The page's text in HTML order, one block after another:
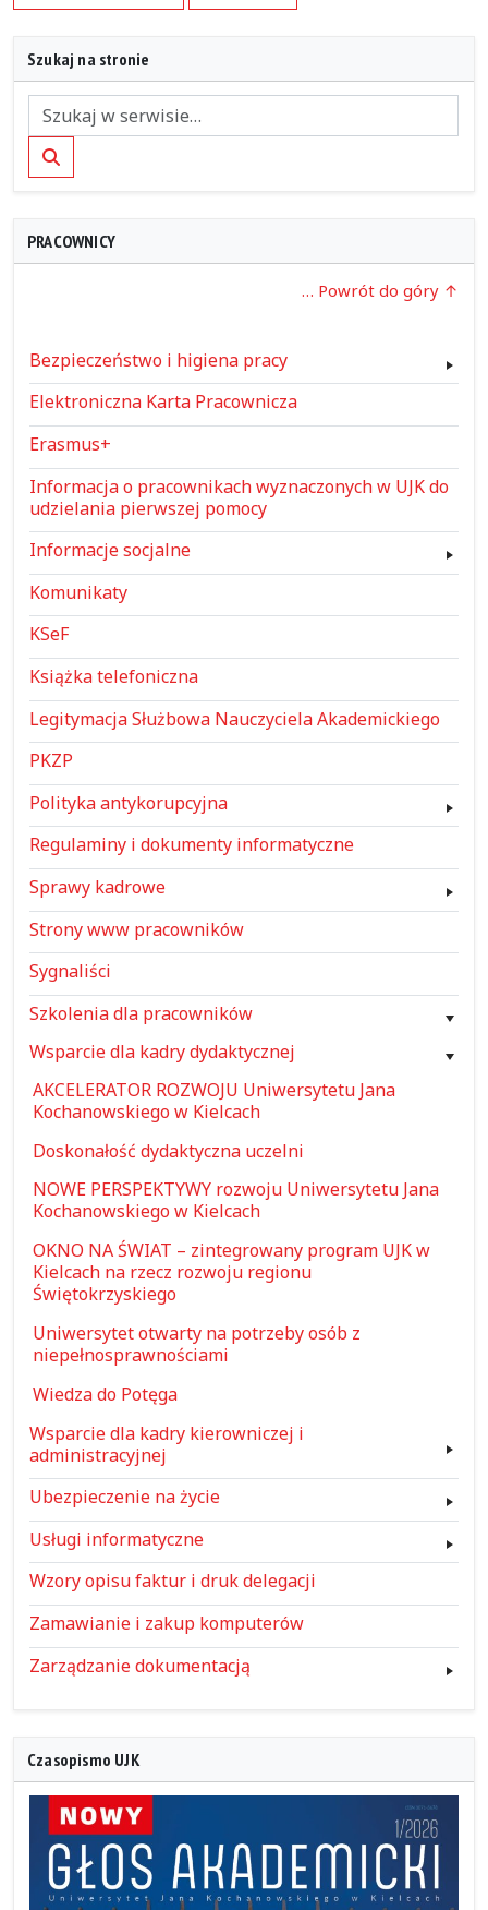
Szukaj na stronie
Szukaj
PRACOWNICY
… Powrót do góry
Bezpieczeństwo i higiena pracy
Elektroniczna Karta Pracownicza
Erasmus+
Informacja o pracownikach wyznaczonych w UJK do
udzielania pierwszej pomocy
Informacje socjalne
Komunikaty
KSeF
Książka telefoniczna
Legitymacja Służbowa Nauczyciela Akademickiego
PKZP
Polityka antykorupcyjna
Regulaminy i dokumenty informatyczne
Sprawy kadrowe
Strony www pracowników
Sygnaliści
Szkolenia dla pracowników
Wsparcie dla kadry dydaktycznej
AKCELERATOR ROZWOJU Uniwersytetu Jana
Kochanowskiego w Kielcach
Doskonałość dydaktyczna uczelni
NOWE PERSPEKTYWY rozwoju Uniwersytetu Jana
Kochanowskiego w Kielcach
OKNO NA ŚWIAT – zintegrowany program UJK w
Kielcach na rzecz rozwoju regionu
Świętokrzyskiego
Uniwersytet otwarty na potrzeby osób z
niepełnosprawnościami
Wiedza do Potęga
Wsparcie dla kadry kierowniczej i
administracyjnej
Ubezpieczenie na życie
Usługi informatyczne
Wzory opisu faktur i druk delegacji
Zamawianie i zakup komputerów
Zarządzanie dokumentacją
Czasopismo UJK